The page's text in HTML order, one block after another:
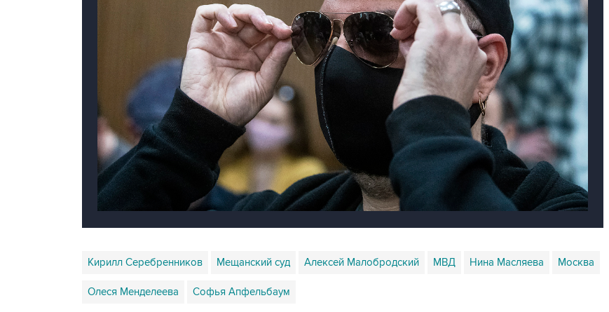
Кирилл Серебренников Мещанский суд Алексей Малобродский МВД Нина Масляева Москва
Олеся Менделеева Софья Апфельбаум